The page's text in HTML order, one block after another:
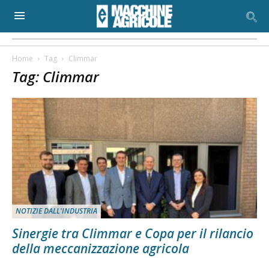
Home Tag Climmar
Tag: Climmar
NOTIZIE DALL'INDUSTRIA
Sinergie tra Climmar e Copa per il rilancio
della meccanizzazione agricola